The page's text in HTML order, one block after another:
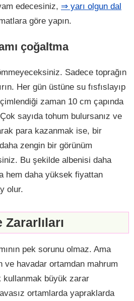
edecesiniz, ⇒ yarı olgun dal
göre yapın.
çoğaltma
Sadece toprağın
Her gün üstüne su fısfıslayıp
zaman 10 cm çapında
sayıda tohum bulursanız ve
para kazanmak ise, bir
zengin bir görünüm
Bu şekilde albenisi daha
hem daha yüksek fiyattan
olur.
Zararlıları
pek sorunu olmaz. Ama
ve havadar ortamdan mahrum
kullanmak büyük zarar
ortamlarda yapraklarda